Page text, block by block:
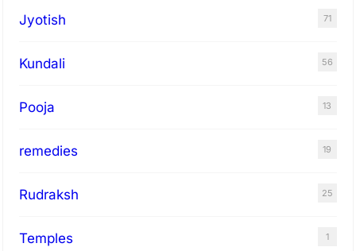
Jyotish 71
Kundali 56
Pooja 13
remedies 19
Rudraksh 25
Temples 1